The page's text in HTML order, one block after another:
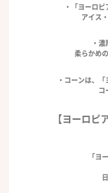
・「ヨーロ
アイス
・
柔らかめ
・コーンは、
コ
【ヨーロピ
「ヨ